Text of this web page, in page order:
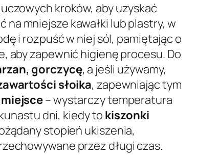
kroków, aby uzyskać
na mniejsze kawałki lub plastry, w
i rozpuść w niej sól, pamiętając o
aby zapewnić higienę procesu. Do
gorczycę, a jeśli używamy,
słoika, zapewniając tym
– wystarczy temperatura
dni, kiedy to kiszonki
stopień ukiszenia,
przez długi czas.